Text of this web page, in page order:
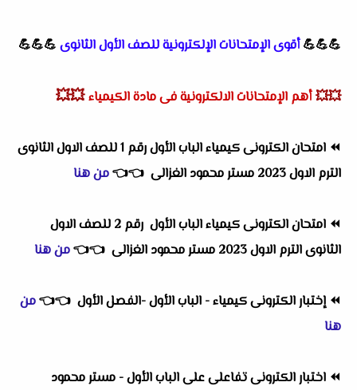
💪💪💪أقوى الإمتحانات الإلكترونية للصف الأول الثانوى 💪💪💪
💥💥 أهم الإمتحانات الالكترونية فى مادة الكيمياء 💥💥
⏪
امتحان الكترونى كيمياء الباب الأول رقم 1 للصف الاول الثانوى
الترم الاول 2023 مستر محمود الغزالى
👈
👈من هنا
⏪
امتحان الكترونى كيمياء الباب الأول رقم 2 للصف الاول
الثانوى الترم الاول 2023 مستر محمود الغزالى
👈
👈من هنا
⏪إختبار الكترونى كيمياء - الباب الأول -الفصل الأول 👈
👈من
هنا
⏪ اختبار الكترونى تفاعلى على الباب الأول - مستر محمود